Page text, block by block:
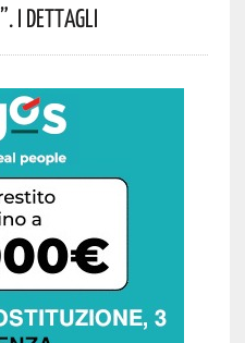
I Dettagli